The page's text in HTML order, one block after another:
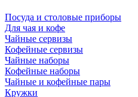
Посуда и столовые приборы
Для чая и кофе
Чайные сервизы
Кофейные сервизы
Чайные наборы
Кофейные наборы
Чайные и кофейные пары
Кружки